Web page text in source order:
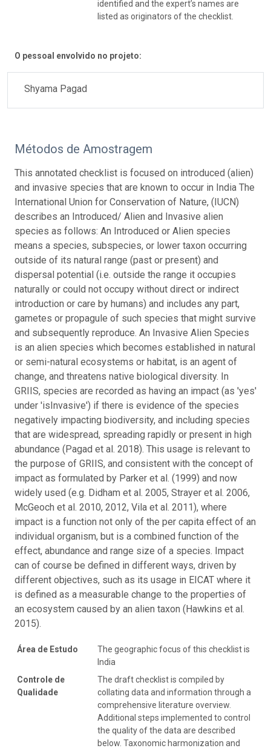
identified and the expert’s names are
listed as originators of the checklist.
O pessoal envolvido no projeto:
Shyama Pagad
Métodos de Amostragem
This annotated checklist is focused on introduced (alien)
and invasive species that are known to occur in India The
International Union for Conservation of Nature, (IUCN)
describes an Introduced/ Alien and Invasive alien
species as follows: An Introduced or Alien species
means a species, subspecies, or lower taxon occurring
outside of its natural range (past or present) and
dispersal potential (i.e. outside the range it occupies
naturally or could not occupy without direct or indirect
introduction or care by humans) and includes any part,
gametes or propagule of such species that might survive
and subsequently reproduce. An Invasive Alien Species
is an alien species which becomes established in natural
or semi-natural ecosystems or habitat, is an agent of
change, and threatens native biological diversity. In
GRIIS, species are recorded as having an impact (as 'yes'
under 'isInvasive') if there is evidence of the species
negatively impacting biodiversity, and including species
that are widespread, spreading rapidly or present in high
abundance (Pagad et al. 2018). This usage is relevant to
the purpose of GRIIS, and consistent with the concept of
impact as formulated by Parker et al. (1999) and now
widely used (e.g. Didham et al. 2005, Strayer et al. 2006,
McGeoch et al. 2010, 2012, Vila et al. 2011), where
impact is a function not only of the per capita effect of an
individual organism, but is a combined function of the
effect, abundance and range size of a species. Impact
can of course be defined in different ways, driven by
different objectives, such as its usage in EICAT where it
is defined as a measurable change to the properties of
an ecosystem caused by an alien taxon (Hawkins et al.
2015).
Área de Estudo
The geographic focus of this checklist is
India
Controle de
Qualidade
The draft checklist is compiled by
collating data and information through a
comprehensive literature overview.
Additional steps implemented to control
the quality of the data are described
below. Taxonomic harmonization and